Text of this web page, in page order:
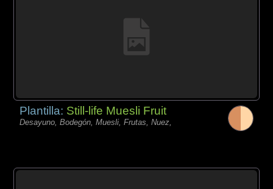
Plantilla: Still-life Muesli Fruit
Desayuno, Bodegón, Muesli, Frutas, Nuez,